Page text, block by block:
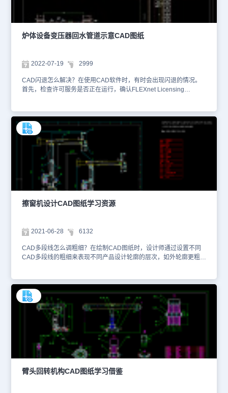
炉体设备变压器回水管道示意CAD图纸
2022-07-19 2999
CAD闪退怎么解决？在使用CAD软件时，有时会出现闪退的情况。
首先，检查许可服务是否正在运行，确认FLEXnet Licensing
认是否存在错误信息。具体的操作步骤，可以在浩辰CAD官网进行教
程检索或者在线咨询。本文件是机械CAD软件设计方案资源中、使用
CAD软件绘制的炉体设备变压器回水管道示意CAD图纸。1、下图中
给大家展示了该炉体变压器回水管道示意图、变压器回水管立面图以
及炉体设备回水管立面图。各位小伙伴，今天的CAD制图素材就先给
大家介绍到这里了，更多机械CAD软件设计方案大家可以在浩辰
CAD看图王的图纸共享库中进行查看，同时大家也可以使用浩辰
CAD制图软件来进行查看。本CAD制图素材仅用于互相学习资料，
请勿商用。
擦窗机设计CAD图纸学习资源
2021-06-28 6132
CAD多段线怎么调粗细？在绘制CAD图纸时，设计师通过设置不同
CAD多段线的粗细来表现不同产品设计轮廓的层次，如外轮廓更粗，
械CAD软件设计方案资源中、使用CAD软件绘制的擦窗机设计CAD
图纸。该CAD图纸的格式为DWG图纸格式，您可以使用浩辰CAD看
图王网页版进行在线浏览查看、进行距离和面积的测量，也可以CAD
下载电脑版软件进行图纸操作。该擦窗机设计CAD图纸主要绘制了该
机械设备的三视图，如正视图、侧视图、俯视图。不同的设计元素，
使用不同粗细、颜色的CAD线段进行区分表示。在CAD制图初学入
门阶段，CAD新人们在学习CAD多段线怎么调粗细的同时，需要思
考如何将该方法应用于CAD制图实践的过程中，甚至举一反三，可以
通过设置CAD图层等方法来实现同样的效果。本CAD图纸作为学习
资料参考，请勿用于商业用途。
臂头回转机构CAD图纸​学习借鉴